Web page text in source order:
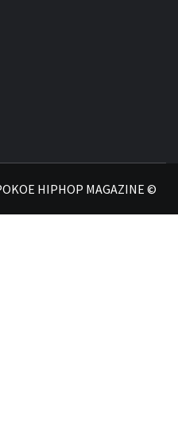
HIPHOP MAGAZINE ©